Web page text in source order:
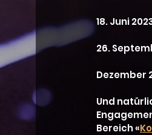
18. Juni
26.
Dezember
Und
Bereich «